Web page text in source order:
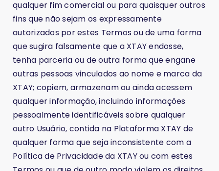
qualquer fim comercial ou para quaisquer outros
fins que não sejam os expressamente
autorizados por estes Termos ou de uma forma
que sugira falsamente que a XTAY endosse,
tenha parceria ou de outra forma que engane
outras pessoas vinculados ao nome e marca da
XTAY; copiem, armazenam ou ainda acessem
qualquer informação, incluindo informações
pessoalmente identificáveis sobre qualquer
outro Usuário, contida na Plataforma XTAY de
qualquer forma que seja inconsistente com a
Política de Privacidade da XTAY ou com estes